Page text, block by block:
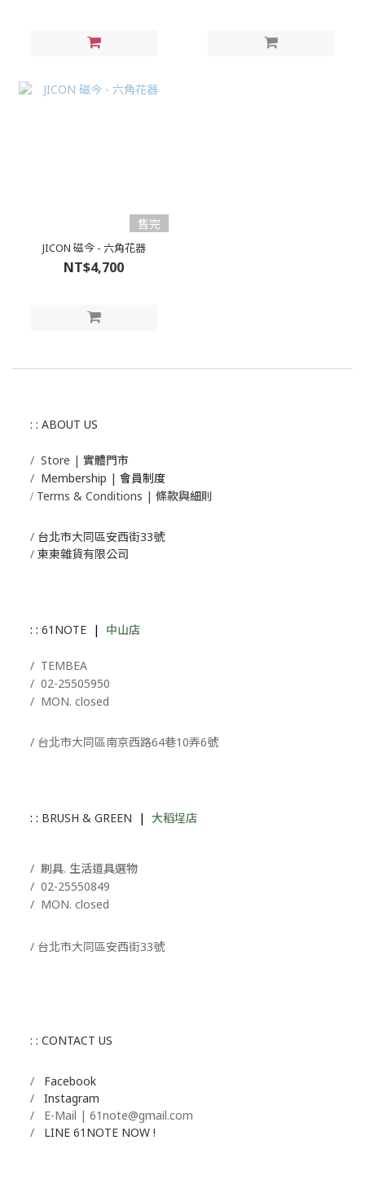
售完
JICON 磁今 - 六角花器
NT$4,700
: : ABOUT US
/ Store | 實體門市
/ Membership | 會員制度
/ Terms & Conditions | 條款與細則
/ 台北市大同區安西街33號
/ 東東雜貨有限公司
: : 61NOTE | 中山店
/ TEMBEA
/ 02-25505950
/ MON. closed
/ 台北市大同區南京西路64巷10弄6號
: : BRUSH & GREEN | 大稻埕店
/ 刷具. 生活道具選物
/ 02-25550849
/ MON. closed
/ 台北市大同區安西街33號
: : CONTACT US
/ Facebook
/ Instagram
/ E-Mail | 61note@gmail.com
/ LINE 61NOTE NOW !